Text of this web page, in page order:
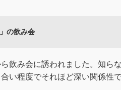
の飲み会
飲み会に誘われました。知ら
い程度でそれほど深い関係性